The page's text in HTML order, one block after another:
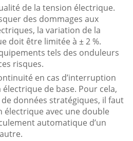
de la tension électrique.
des dommages aux
la variation de la
doit être limitée à ± 2 %.
tels des onduleurs
risques.
en cas d’interruption
électrique de base. Pour cela,
données stratégiques, il faut
électrique avec une double
automatique d’un